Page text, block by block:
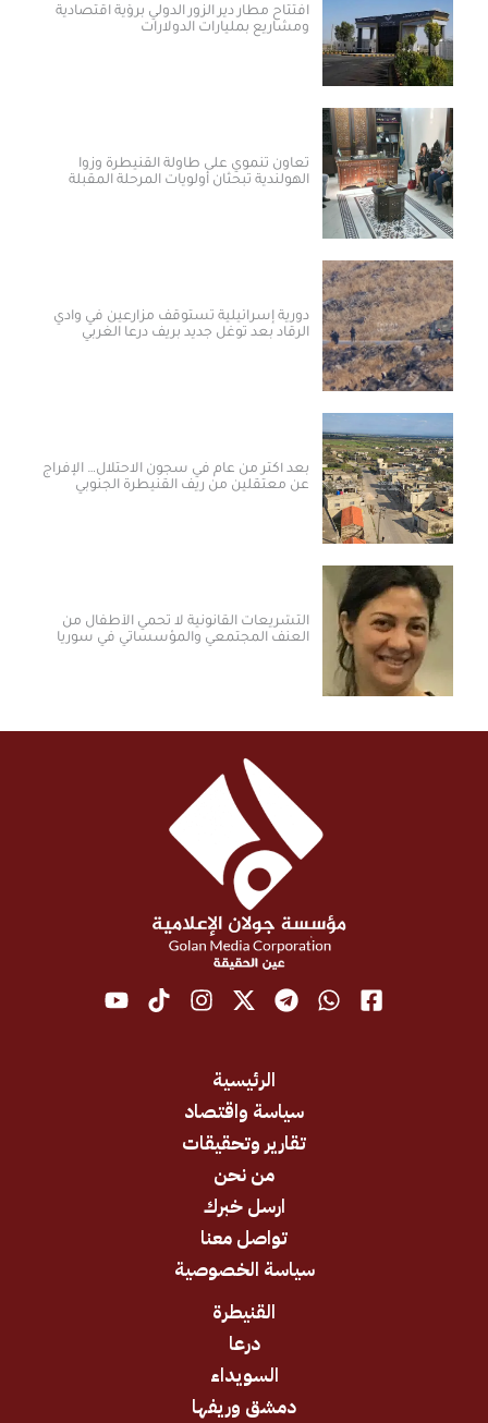
افتتاح مطار دير الزور الدولي برؤية اقتصادية
ومشاريع بمليارات الدولارات ​
تعاون تنموي على طاولة القنيطرة وزوا
الهولندية تبحثان أولويات المرحلة المقبلة
دورية إسرائيلية تستوقف مزارعين في وادي
الرقاد بعد توغل جديد بريف درعا الغربي
بعد أكثر من عام في سجون الاحتلال… الإفراج
عن معتقلين من ريف القنيطرة الجنوبي
التشريعات القانونية لا تحمي الأطفال من
العنف المجتمعي والمؤسساتي في سوريا
سياسة واقتصاد
تقارير وتحقيقات
ارسل خبرك
تواصل معنا
سياسة الخصوصية
دمشق وريفها